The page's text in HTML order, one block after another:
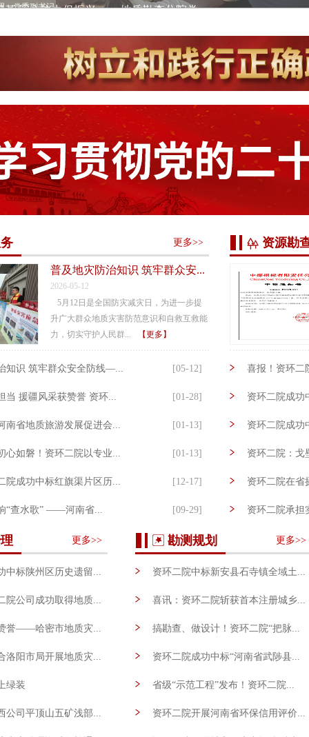
购监督管理办法》等相关...
的深情感言，也是...
禹志加主持会议。 会...
平总书记在河南考察时...
动。公司党委书...
，并调研巡视审计整改...
书记、副董事长...
更多>>
普及地灾防治知识 筑牢群众安...
2026-05-12
5月12日是全国防灾减灾日，为进一步提
升广大群众地质灾害防范意识和自救互救能
力，切实守护人民群...
【更多】
知识 筑牢群众安全防线—... [05-12]
当 援疆风采获赞誉 资环... [01-28]
南省地质旅游发展促进会... [01-13]
心如磐！资环二院以专业... [01-13]
院成功中标红旗渠片区历... [12-17]
“查水歌” ——河南省... [09-29]
术收录煤炭行业生态修复... [09-08]
资源勘
喜报！资环二
资环二院成功
资环二院成功
资环二院：
资环二院在省
资环二院承担
内蒙古得尔
更多>>
中标陕州区历史遗留... [04-13]
院公司成功取得地质... [03-30]
誉——哈密市地质灾... [12-25]
洛阳市局开展地质灾... [10-13]
绿装 [07-25]
公司平顶山五矿浅部... [09-09]
勘测规划 更多>>
资环二院中标新安县石寺镇全域土...
喜讯：资环二院斩获首本注册城乡...
搞勘查、做设计！资环二院“把脉...
资环二院成功中标“河南省武陟县...
省级“示范工程”发布！资环二院...
资环二院开展河南省环保信用评价...